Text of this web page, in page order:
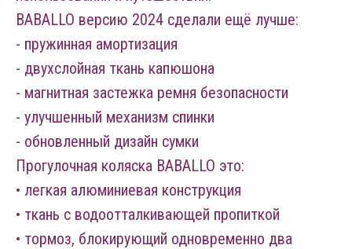
BABALLO версию 2024 сделали ещё лучше:
- пружинная амортизация
- двухслойная ткань капюшона
- магнитная застежка ремня безопасности
- улучшенный механизм спинки
- обновленный дизайн сумки
Прогулочная коляска BABALLO это:
• легкая алюминиевая конструкция
• ткань с водоотталкивающей пропиткой
• тормоз, блокирующий одновременно два